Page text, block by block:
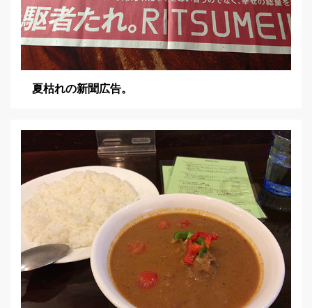
夏枯れの新聞広告。